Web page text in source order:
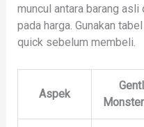
muncul antara barang asli
pada harga. Gunakan
quick sebelum membeli.
Aspek